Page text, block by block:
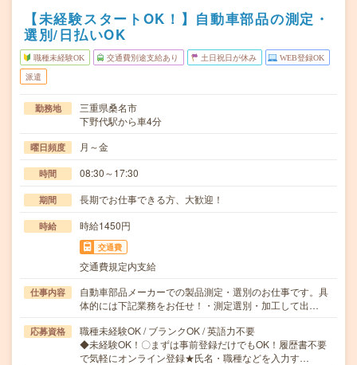
【未経験スタートOK！】自動車部品の測定・
選別/日払いOK
職種未経験OK 交通費別途支給あり 土日祝日が休み WEB登録OK
派遣
勤務地
三重県桑名市
下野代駅から車4分
曜日頻度 月～金
時間 08:30～17:30
期間 長期でお仕事できる方、大歓迎！
時給 時給1450円
交通費
交通費規定内支給
仕事内容
自動車部品メーカーでの製品測定・選別のお仕事です。具
体的には下記業務をお任せ！・測定選別・加工して出…
応募資格
職種未経験OK / ブランクOK / 英語力不要
◆未経験OK！〇まずは事前登録だけでもOK！履歴書不要
で気軽にオンライン登録★氏名・職種などを入力す…